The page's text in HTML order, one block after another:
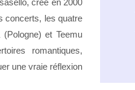
créé en 2000
concerts, les quatre
et Teemu
romantiques,
une vraie réflexion